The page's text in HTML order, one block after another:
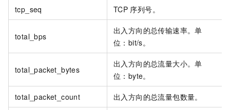
tcp_seq TCP 序列号。
total_bps
出入方向的总传输速率。单
位：bit/s。
total_packet_bytes
出入方向的总流量大小。单
位：byte。
total_packet_count 出入方向的总流量包数量。